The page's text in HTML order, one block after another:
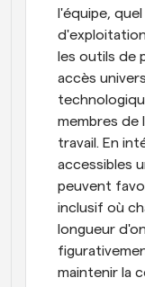
l'équipe,
les outils de
accès
membres de
travail. En
accessibles
peuvent
inclusif où
longueur
maintenir la